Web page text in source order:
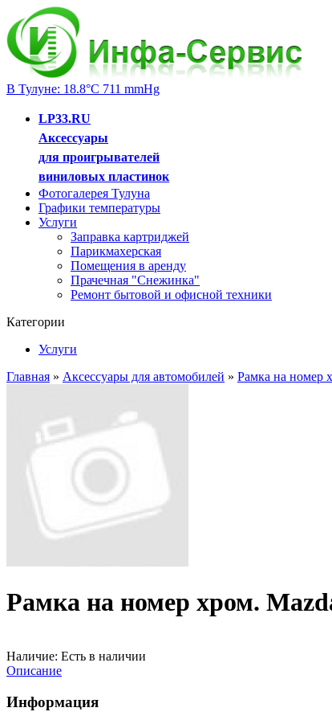
В Тулуне: 18.8°C 711 mmHg
LP33.RU
Аксессуары
для проигрывателей
виниловых пластинок
Фотогалерея Тулуна
Графики температуры
Услуги
Заправка картриджей
Парикмахерская
Помещения в аренду
Прачечная "Снежинка"
Ремонт бытовой и офисной техники
Категории
Услуги
Главная » Аксессуары для автомобилей » Рамка на номер
Рамка на номер хром.
Наличие: Есть в наличии
Описание
Информация